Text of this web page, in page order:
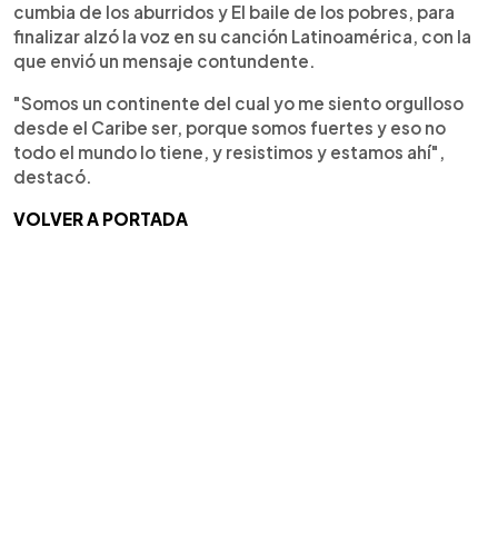
cumbia de los aburridos y El baile de los pobres, para
finalizar alzó la voz en su canción Latinoamérica, con la
que envió un mensaje contundente.
"Somos un continente del cual yo me siento orgulloso
desde el Caribe ser, porque somos fuertes y eso no
todo el mundo lo tiene, y resistimos y estamos ahí",
destacó.
VOLVER A PORTADA